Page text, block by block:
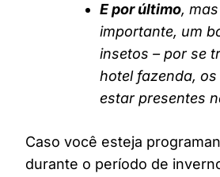
E por último,
importante, um
insetos – por se
hotel fazenda,
estar presentes
Caso você esteja
durante o período de